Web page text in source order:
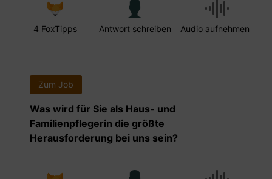
4 FoxTipps Antwort schreiben Audio aufnehmen
Zum Job
Was wird für Sie als Haus- und
Familienpflegerin die größte
Herausforderung bei uns sein?